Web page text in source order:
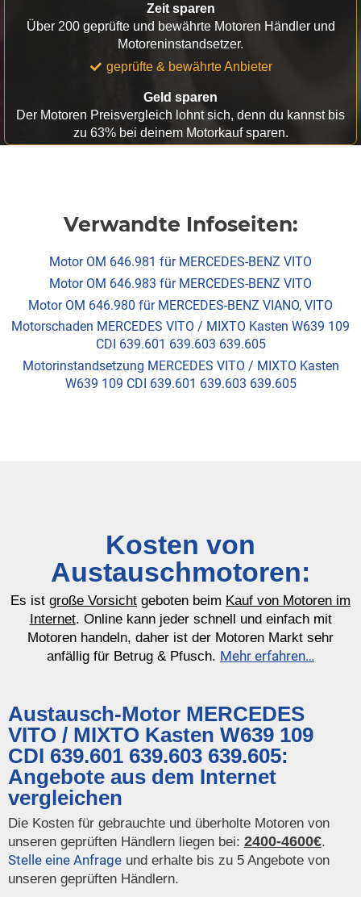
Zeit sparen
Über 200 geprüfte und bewährte Motoren Händler und
Motoreninstandsetzer.
geprüfte & bewährte Anbieter
Geld sparen
Der Motoren Preisvergleich lohnt sich, denn du kannst bis
zu 63% bei deinem Motorkauf sparen.
Verwandte Infoseiten:
Motor OM 646.981 für MERCEDES-BENZ VITO
Motor OM 646.983 für MERCEDES-BENZ VITO
Motor OM 646.980 für MERCEDES-BENZ VIANO, VITO
Motorschaden MERCEDES VITO / MIXTO Kasten W639 109
CDI 639.601 639.603 639.605
Motorinstandsetzung MERCEDES VITO / MIXTO Kasten
W639 109 CDI 639.601 639.603 639.605
Kosten von
Austauschmotoren:
Es ist große Vorsicht geboten beim Kauf von Motoren im
Internet. Online kann jeder schnell und einfach mit
Motoren handeln, daher ist der Motoren Markt sehr
anfällig für Betrug & Pfusch. Mehr erfahren…
Austausch-Motor MERCEDES
VITO / MIXTO Kasten W639 109
CDI 639.601 639.603 639.605:
Angebote aus dem Internet
vergleichen
Die Kosten für gebrauchte und überholte Motoren von
unseren geprüften Händlern liegen bei: 2400-4600€.
Stelle eine Anfrage und erhalte bis zu 5 Angebote von
unseren geprüften Händlern.